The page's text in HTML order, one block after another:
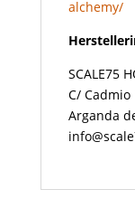
alchemy/
SCALE75
C/ Cadmio
Arganda